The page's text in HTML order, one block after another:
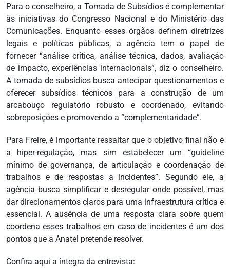
Para o conselheiro, a Tomada de Subsídios é complementar
às iniciativas do Congresso Nacional e do Ministério das
Comunicações. Enquanto esses órgãos definem diretrizes
legais e políticas públicas, a agência tem o papel de
fornecer “análise crítica, análise técnica, dados, avaliação
de impacto, experiências internacionais”, diz o conselheiro.
A tomada de subsídios busca antecipar questionamentos e
oferecer subsídios técnicos para a construção de um
arcabouço regulatório robusto e coordenado, evitando
sobreposições e promovendo a “complementaridade”.
Para Freire, é importante ressaltar que o objetivo final não é
a hiper-regulação, mas sim estabelecer um “guideline
mínimo de governança, de articulação e coordenação de
trabalhos e de respostas a incidentes”. Segundo ele, a
agência busca simplificar e desregular onde possível, mas
dar direcionamentos claros para uma infraestrutura crítica e
essencial. A ausência de uma resposta clara sobre quem
coordena esses trabalhos em caso de incidentes é um dos
pontos que a Anatel pretende resolver.
Confira aqui a íntegra da entrevista: